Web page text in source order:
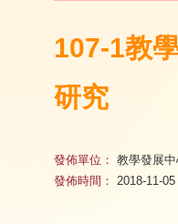
107-1教
研究
發佈單位： 教學發展
發佈時間： 2018-11-